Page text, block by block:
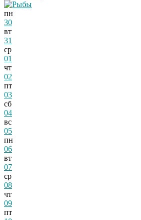
пн
30
вт
31
ср
01
чт
02
пт
03
сб
04
вс
05
пн
06
вт
07
ср
08
чт
09
пт